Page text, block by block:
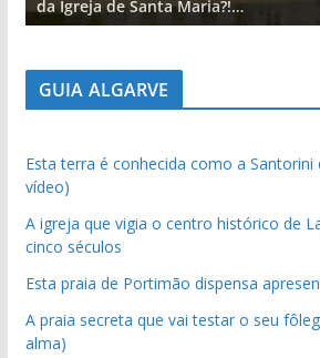
da Igreja de Santa Maria?!…
GUIA ALGARVE
Esta terra é conhecida como a Santorini
vídeo)
A igreja que vigia o centro histórico de
cinco séculos
Esta praia de Portimão dispensa
A praia secreta que vai testar o seu
alma)